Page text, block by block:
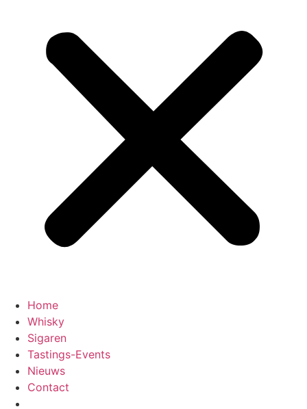
Home
Whisky
Sigaren
Tastings-Events
Nieuws
Contact